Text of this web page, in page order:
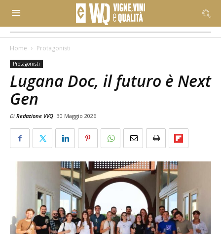
Home Protagonisti
Protagonisti
Lugana Doc, il futuro è Next
Gen
Di Redazione VVQ 30 Maggio 2026